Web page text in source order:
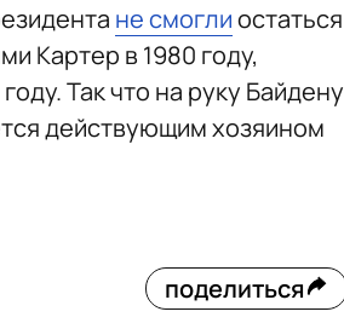
не смоглиостаться
Картер в 1980 году,
Так что на руку Байдену
действующим хозяином
поделиться